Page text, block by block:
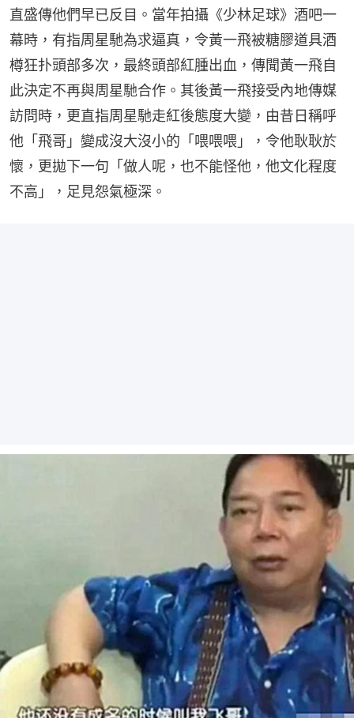
直盛傳他們早已反目。當年拍攝《少林足球》酒吧一
幕時，有指周星馳為求逼真，令黃一飛被糖膠道具酒
樽狂扑頭部多次，最終頭部紅腫出血，傳聞黃一飛自
此決定不再與周星馳合作。其後黃一飛接受內地傳媒
訪問時，更直指周星馳走紅後態度大變，由昔日稱呼
他「飛哥」變成沒大沒小的「喂喂喂」，令他耿耿於
懷，更拋下一句「做人呢，也不能怪他，他文化程度
不高」，足見怨氣極深。